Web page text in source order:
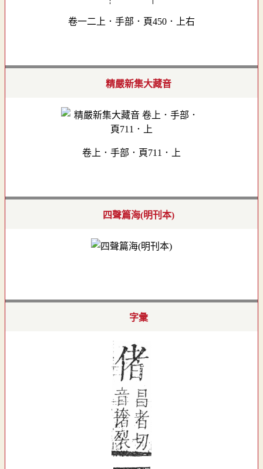
卷一二上．手部．頁450．上右
精嚴新集大藏音
卷上．手部．頁711．上
四聲篇海(明刊本)
字彙